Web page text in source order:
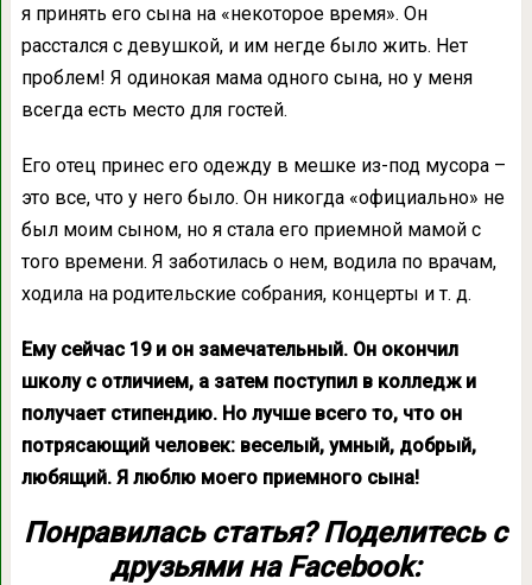
я принять его сына на «некоторое время». Он
расстался с девушкой, и им негде было жить. Нет
проблем! Я одинокая мама одного сына, но у меня
всегда есть место для гостей.
Его отец принес его одежду в мешке из-под мусора –
это все, что у него было. Он никогда «официально» не
был моим сыном, но я стала его приемной мамой с
того времени. Я заботилась о нем, водила по врачам,
ходила на родительские собрания, концерты и т. д.
Ему сейчас 19 и он замечательный. Он окончил
школу с отличием, а затем поступил в колледж и
получает стипендию. Но лучше всего то, что он
потрясающий человек: веселый, умный, добрый,
любящий. Я люблю моего приемного сына!
Понравилась статья? Поделитесь с
друзьями на Facebook: